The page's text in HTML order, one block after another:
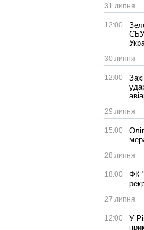
31 липня
12:00
СБУ
30 липня
12:00
29 липня
15:00
28 липня
18:00
ФК
27 липня
12:00
У